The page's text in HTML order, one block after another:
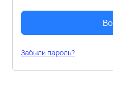
Забыли пароль?